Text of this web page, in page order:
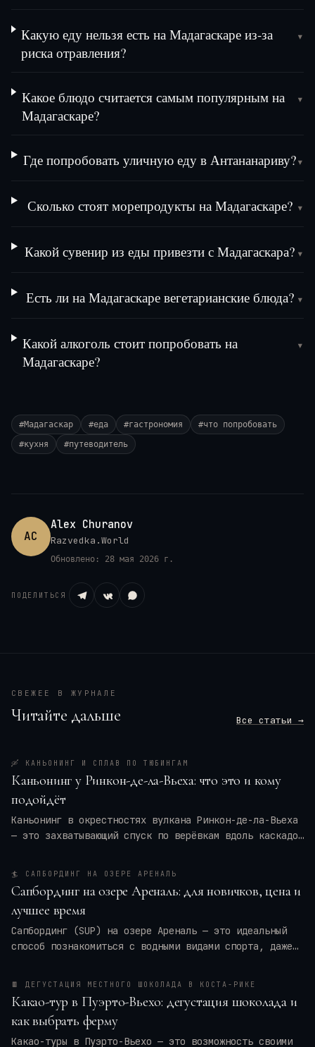
Какую еду нельзя есть на Мадагаскаре из-за
риска отравления?
▾
Какое блюдо считается самым популярным на
Мадагаскаре?
▾
Где попробовать уличную еду в Антананариву?▾
Сколько стоят морепродукты на Мадагаскаре? ▾
Какой сувенир из еды привезти с Мадагаскара? ▾
Есть ли на Мадагаскаре вегетарианские блюда? ▾
Какой алкоголь стоит попробовать на
Мадагаскаре?
▾
#Мадагаскар #еда #гастрономия #что попробовать
#кухня #путеводитель
AC
Alex Churanov
Razvedka.World
Обновлено: 28 мая 2026 г.
ПОДЕЛИТЬСЯ
СВЕЖЕЕ В ЖУРНАЛЕ
Читайте дальше Все статьи →
🛶 КАНЬОНИНГ И СПЛАВ ПО ТЮБИНГАМ
Каньонинг у Ринкон-де-ла-Вьеха: что это и кому
подойдёт
Каньонинг в окрестностях вулкана Ринкон-де-ла-Вьеха
— это захватывающий спуск по верёвкам вдоль каскадов
новичков или только для профи? Мы разберём программу
тура, требования к физической форме, оптимальные
месяцы и актуальные цены на 2026 год. Вы также
получите практические советы по экипировке и
безопасности, чтобы ваше путешествие вКоста-Рику
🏄 САПБОРДИНГ НА ОЗЕРЕ АРЕНАЛЬ
Сапбординг на озере Ареналь: для новичков, цена и
лучшее время
Сапбординг (SUP) на озере Ареналь — это идеальный
способ познакомиться с водными видами спорта, даже
атмосферу. В этой статье я расскажу, сколько стоят
туры и аренда досок, когда лучше всего ехать, чтобы
избежать ветра и дождей, и как подготовиться к
первому выходу на SUP. Вы узнаете всё, чтобы
🍫 ДЕГУСТАЦИЯ МЕСТНОГО ШОКОЛАДА В КОСТА-РИКЕ
Какао-тур в Пуэрто-Вьехо: дегустация шоколада и
как выбрать ферму
Какао-туры в Пуэрто-Вьехо — это возможность своими